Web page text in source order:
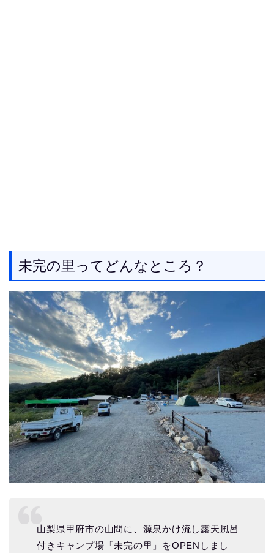
未完の里ってどんなところ？
山梨県甲府市の山間に、源泉かけ流し露天風呂
付きキャンプ場「未完の里」をOPENしまし